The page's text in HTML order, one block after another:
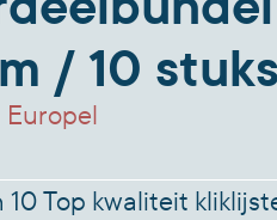
/ 10 stuks
Europel
10 Top kwaliteit